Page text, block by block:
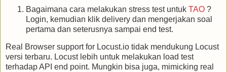
Bagaimana cara melakukan stress test untuk TAO ?
Login, kemudian klik delivery dan mengerjakan soal
pertama dan seterusnya sampai end test.
Real Browser support for Locust.io tidak mendukung Locust
versi terbaru. Locust lebih untuk melakukan load test
terhadap API end point. Mungkin bisa juga, mimicking real